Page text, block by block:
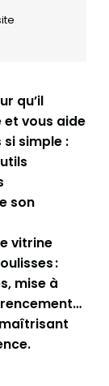
qu’il
vous aide
si simple :
son
vitrine
:
mise à